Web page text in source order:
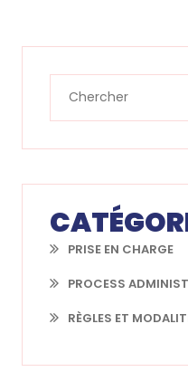
PRISE EN CHARGE
PROCESS
RÈGLES ET